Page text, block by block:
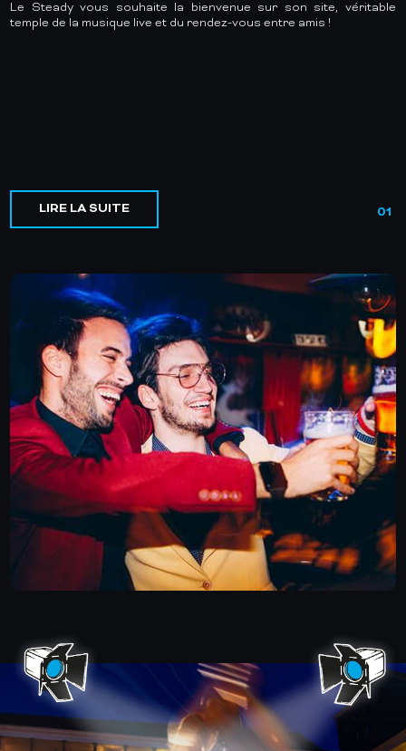
Le Steady vous souhaite la bienvenue sur son site, véritable
temple de la musique live et du rendez-vous entre amis !
LIRE LA SUITE 01